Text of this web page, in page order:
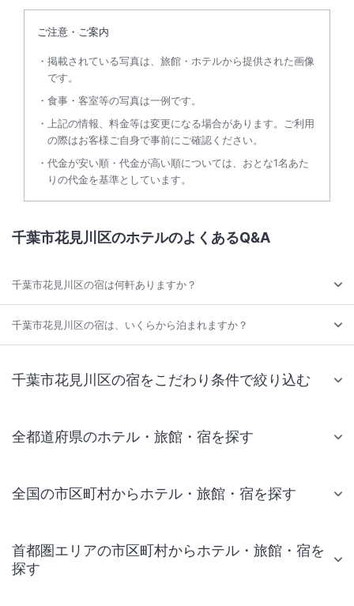
ご注意・ご案内
掲載されている写真は、旅館・ホテルから提供された画像
です。
食事・客室等の写真は一例です。
上記の情報、料金等は変更になる場合があります。ご利用
の際はお客様ご自身で事前にご確認ください。
代金が安い順・代金が高い順については、おとな1名あた
りの代金を基準としています。
千葉市花見川区のホテルのよくあるQ&A
千葉市花見川区の宿は何軒ありますか？
千葉市花見川区の宿は、いくらから泊まれますか？
千葉市花見川区の宿をこだわり条件で絞り込む
全都道府県のホテル・旅館・宿を探す
全国の市区町村からホテル・旅館・宿を探す
首都圏エリアの市区町村からホテル・旅館・宿を
探す